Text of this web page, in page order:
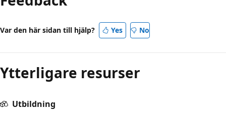
Var den här sidan till hjälp? Yes No
Ytterligare resurser
Utbildning